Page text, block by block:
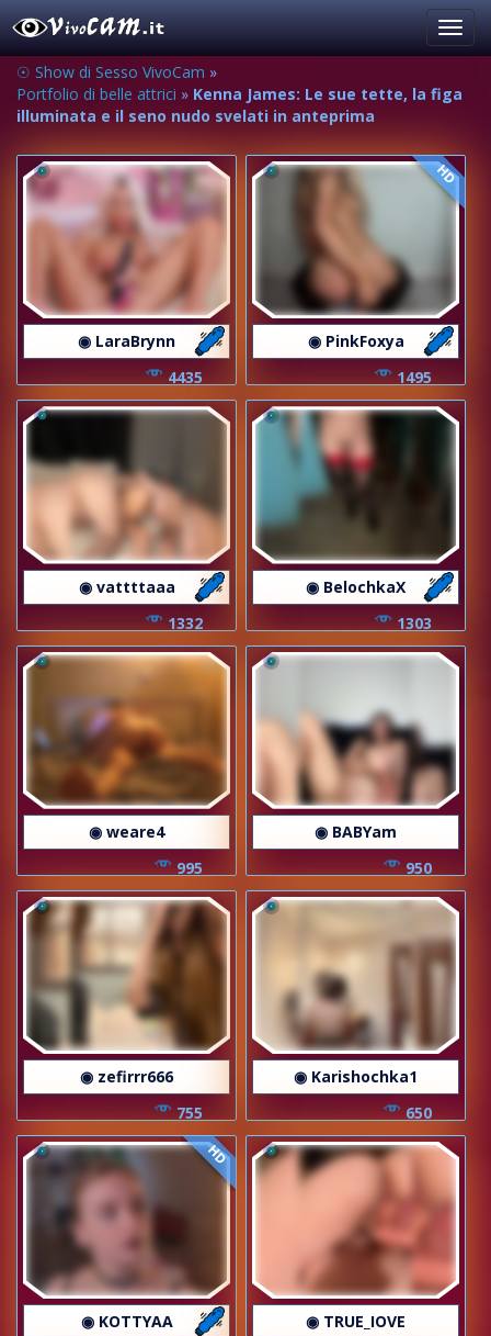
☉ Show di Sesso VivoCam »
Portfolio di belle attrici » Kenna James: Le sue tette, la figa
illuminata e il seno nudo svelati in anteprima
◉ LaraBrynn
4435
HD
◉ PinkFoxya
1495
◉ vattttaaa
1332
◉ BelochkaX
1303
◉ weare4
995
◉ BABYam
950
◉ zefirrr666
755
◉ Karishochka1
650
HD
◉ KOTTYAA
◉ TRUE_IOVE